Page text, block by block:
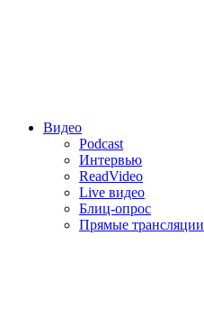
Видео
Podcast
Интервью
ReadVideo
Live видео
Блиц-опрос
Прямые трансляции